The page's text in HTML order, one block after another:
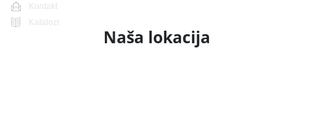
Kontakt
Katalozi
Naša lokacija